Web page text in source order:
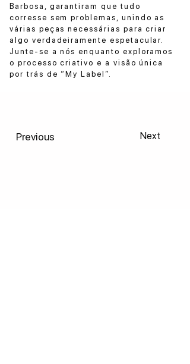
Barbosa, garantiram que tudo
corresse sem problemas, unindo as
várias peças necessárias para criar
algo verdadeiramente espetacular.
Junte-se a nós enquanto exploramos
o processo criativo e a visão única
por trás de “My Label”.
Previous Next